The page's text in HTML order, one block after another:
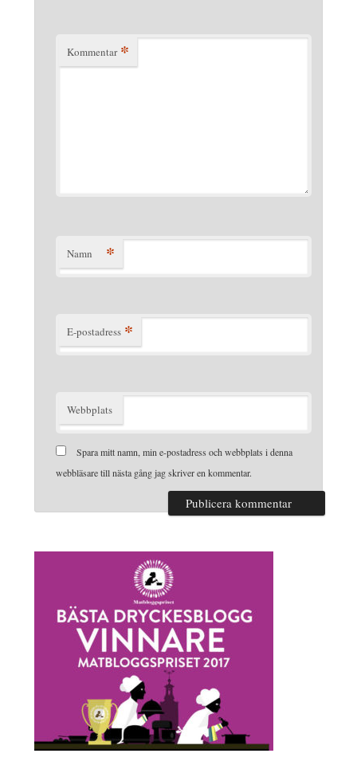
Kommentar *
Namn *
E-postadress *
Webbplats
Spara mitt namn, min e-postadress och webbplats i denna
webbläsare till nästa gång jag skriver en kommentar.